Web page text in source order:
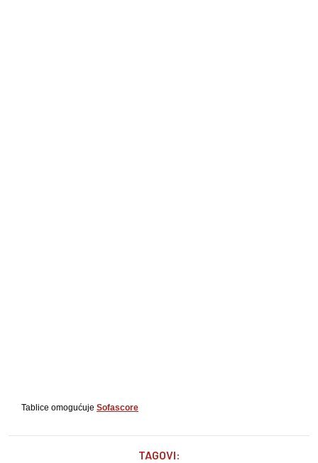
Tablice omogućuje Sofascore
TAGOVI: